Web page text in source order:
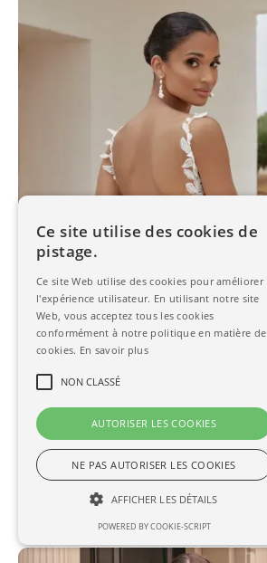
Ce site utilise des cookies de
pistage.
Ce site Web utilise des cookies pour améliorer
l'expérience utilisateur. En utilisant notre site
Web, vous acceptez tous les cookies
conformément à notre politique en matière de
cookies. En savoir plus
NON CLASSÉ
AUTORISER LES COOKIES
NE PAS AUTORISER LES COOKIES
AFFICHER LES DÉTAILS
POWERED BY COOKIE-SCRIPT